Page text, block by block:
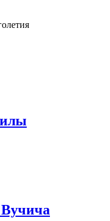
Вучича